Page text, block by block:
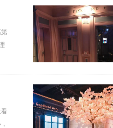
的！其他的都还好吧！就这样